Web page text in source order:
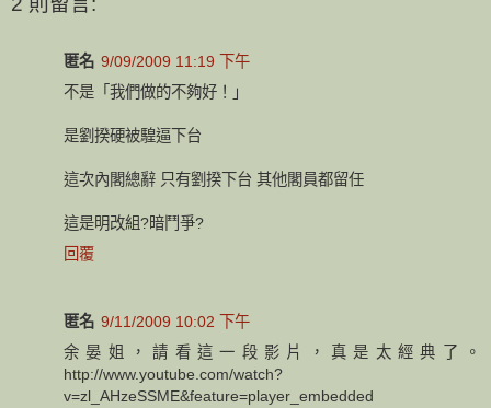
匿名 9/09/2009 11:19 下午
不是「我們做的不夠好！」
是劉揆硬被騜逼下台
這次內閣總辭 只有劉揆下台 其他閣員都留任
這是明改組?暗鬥爭?
回覆
匿名 9/11/2009 10:02 下午
余晏姐，請看這一段影片，真是太經典了。
http://www.youtube.com/watch?
v=zl_AHzeSSME&feature=player_embedded